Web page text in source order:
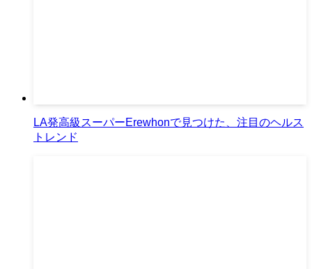
LA発高級スーパーErewhonで見つけた、注目のヘルス
トレンド